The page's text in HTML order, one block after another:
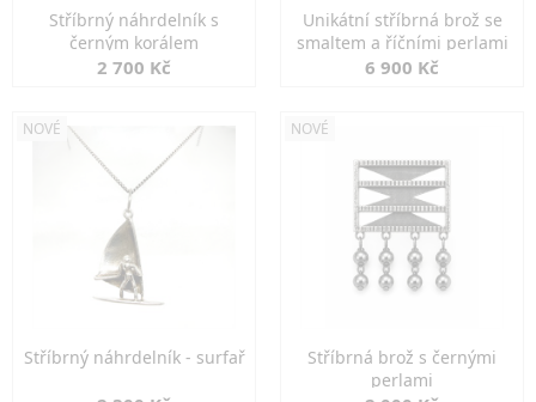
Stříbrný náhrdelník s
černým korálem
2 700 Kč
Unikátní stříbrná brož se
smaltem a říčními perlami
6 900 Kč
NOVÉ
Stříbrný náhrdelník - surfař
NOVÉ
Stříbrná brož s černými
perlami